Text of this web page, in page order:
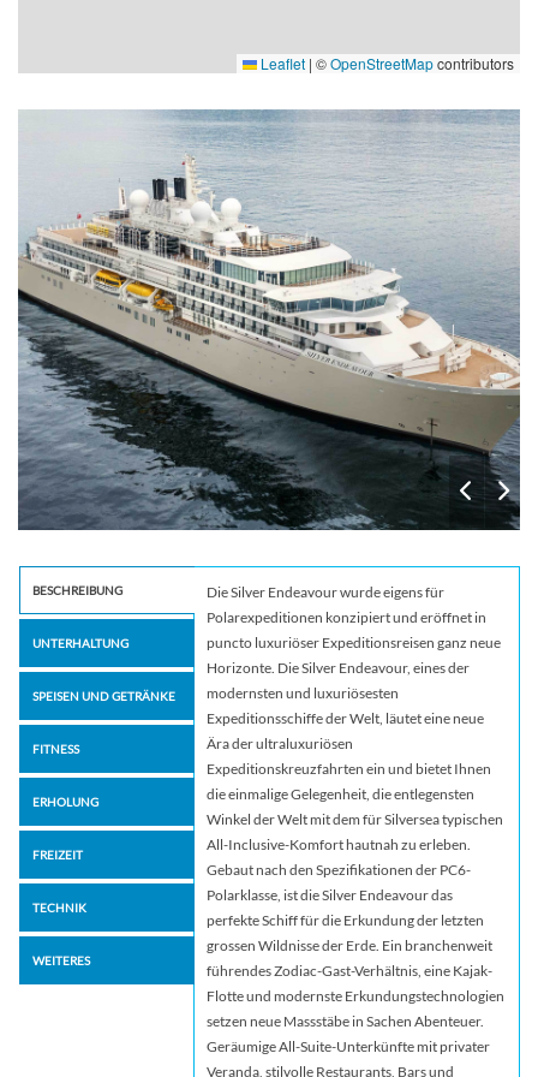
Leaflet | ©OpenStreetMapcontributors
Pool
BESCHREIBUNG
UNTERHALTUNG
SPEISEN UND GETRÄNKE
FITNESS
ERHOLUNG
FREIZEIT
TECHNIK
WEITERES
Die Silver Endeavour wurde eigens für
Polarexpeditionen konzipiert und eröffnet in
puncto luxuriöser Expeditionsreisen ganz neue
Horizonte. Die Silver Endeavour, eines der
modernsten und luxuriösesten
Expeditionsschiffe der Welt, läutet eine neue
Ära der ultraluxuriösen
Expeditionskreuzfahrten ein und bietet Ihnen
die einmalige Gelegenheit, die entlegensten
Winkel der Welt mit dem für Silversea typischen
All-Inclusive-Komfort hautnah zu erleben.
Gebaut nach den Spezifikationen der PC6-
Polarklasse, ist die Silver Endeavour das
perfekte Schiff für die Erkundung der letzten
grossen Wildnisse der Erde. Ein branchenweit
führendes Zodiac-Gast-Verhältnis, eine Kajak-
Flotte und modernste Erkundungstechnologien
setzen neue Massstäbe in Sachen Abenteuer.
Geräumige All-Suite-Unterkünfte mit privater
Veranda, stilvolle Restaurants, Bars und